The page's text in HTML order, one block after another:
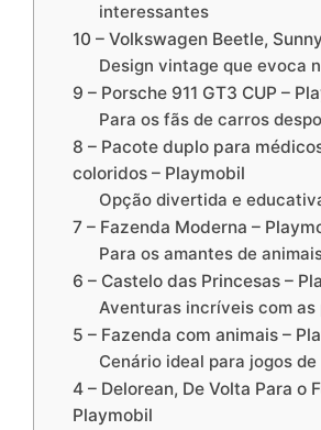
interessantes
10 – Volkswagen Beetle,
Design vintage que evoca
9 – Porsche 911 GT3 CUP –
Para os fãs de carros
8 – Pacote duplo para
coloridos – Playmobil
Opção divertida e
7 – Fazenda Moderna –
Para os amantes de
6 – Castelo das Princesas –
Aventuras incríveis com as
5 – Fazenda com animais –
Cenário ideal para jogos de
4 – Delorean, De Volta Para o
Playmobil